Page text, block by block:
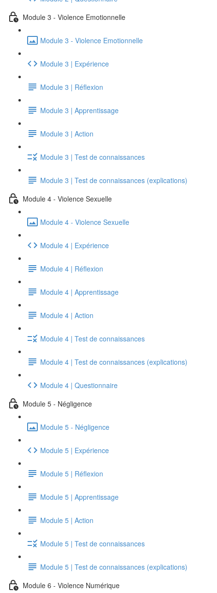
Module 3 - Violence Emotionnelle
Module 3 - Violence Emotionnelle
Module 3 | Expérience
Module 3 | Réflexion
Module 3 | Apprentissage
Module 3 | Action
Module 3 | Test de connaissances
Module 3 | Test de connaissances (explications)
Module 4 - Violence Sexuelle
Module 4 - Violence Sexuelle
Module 4 | Expérience
Module 4 | Réflexion
Module 4 | Apprentissage
Module 4 | Action
Module 4 | Test de connaissances
Module 4 | Test de connaissances (explications)
Module 4 | Questionnaire
Module 5 - Négligence
Module 5 - Négligence
Module 5 | Expérience
Module 5 | Réflexion
Module 5 | Apprentissage
Module 5 | Action
Module 5 | Test de connaissances
Module 5 | Test de connaissances (explications)
Module 6 - Violence Numérique